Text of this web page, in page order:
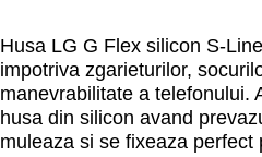
Husa LG G Flex silicon S-
impotriva zgarieturilor,
manevrabilitate a telefonului.
husa din silicon avand
muleaza si se fixeaza